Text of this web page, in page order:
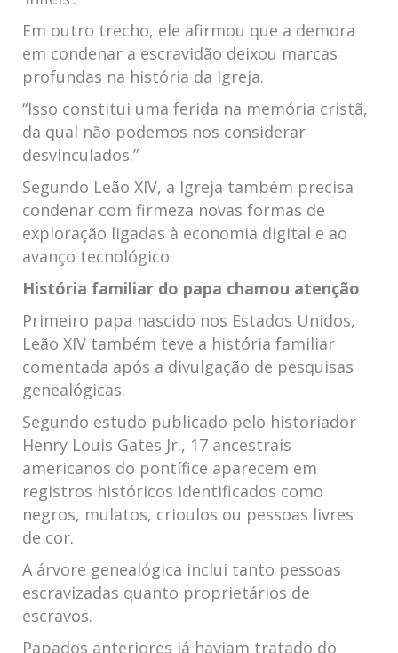
Em outro trecho, ele afirmou que a demora
em condenar a escravidão deixou marcas
profundas na história da Igreja.
“Isso constitui uma ferida na memória cristã,
da qual não podemos nos considerar
desvinculados.”
Segundo Leão XIV, a Igreja também precisa
condenar com firmeza novas formas de
exploração ligadas à economia digital e ao
avanço tecnológico.
História familiar do papa chamou atenção
Primeiro papa nascido nos Estados Unidos,
Leão XIV também teve a história familiar
comentada após a divulgação de pesquisas
genealógicas.
Segundo estudo publicado pelo historiador
Henry Louis Gates Jr., 17 ancestrais
americanos do pontífice aparecem em
registros históricos identificados como
negros, mulatos, crioulos ou pessoas livres
de cor.
A árvore genealógica inclui tanto pessoas
escravizadas quanto proprietários de
escravos.
Papados anteriores já haviam tratado do